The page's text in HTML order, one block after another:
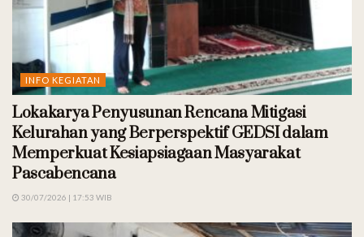
INFO KEGIATAN
Lokakarya Penyusunan Rencana Mitigasi
Kelurahan yang Berperspektif GEDSI dalam
Memperkuat Kesiapsiagaan Masyarakat
Pascabencana
30/07/2026 | 17:53 WIB